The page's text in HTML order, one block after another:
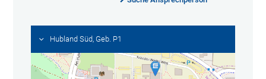
Hubland Süd, Geb. P1